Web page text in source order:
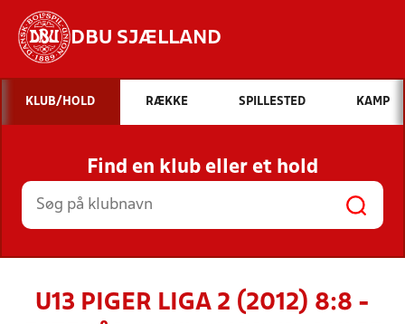
DBU SJÆLLAND
Hvad vil du søge efter?
INDHOLD OG NYHEDER
STILLINGER, RESULTATER, KLUBBER OG
HOLD
KLUB/HOLD RÆKKE SPILLESTED KAMP
Find en klub eller et hold
U13 PIGER LIGA 2 (2012) 8:8 -